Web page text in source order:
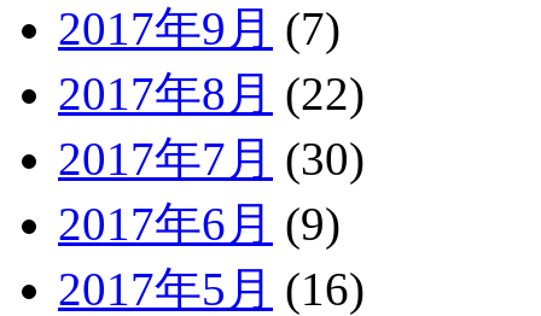
2017年9月 (7)
2017年8月 (22)
2017年7月 (30)
2017年6月 (9)
2017年5月 (16)